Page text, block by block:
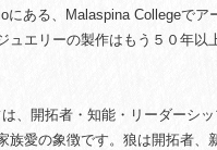
にある、Malaspina Collegeでア
ュエリーの製作はもう５０年以
、開拓者・知能・リーダーシッ
族愛の象徴です。狼は開拓者、